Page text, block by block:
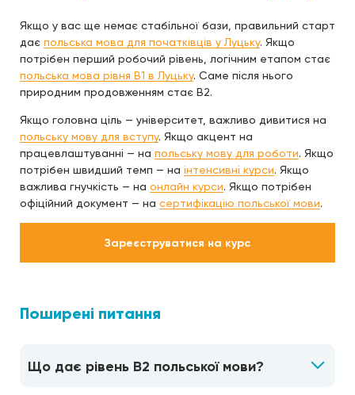
Якщо у вас ще немає стабільної бази, правильний старт
дає польська мова для початківців у Луцьку. Якщо
потрібен перший робочий рівень, логічним етапом стає
польська мова рівня B1 в Луцьку. Саме після нього
природним продовженням стає B2.
Якщо головна ціль — університет, важливо дивитися на
польську мову для вступу. Якщо акцент на
працевлаштуванні — на польську мову для роботи. Якщо
потрібен швидший темп — на інтенсивні курси. Якщо
важлива гнучкість — на онлайн курси. Якщо потрібен
офіційний документ — на сертифікацію польської мови.
Зареєструватися на курс
Поширені питання
Що дає рівень B2 польської мови?